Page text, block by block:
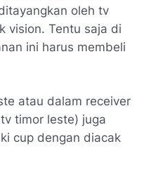
oleh tv
vision. Tentu saja di
ini harus membeli
atau dalam receiver
timor leste) juga
cup dengan diacak